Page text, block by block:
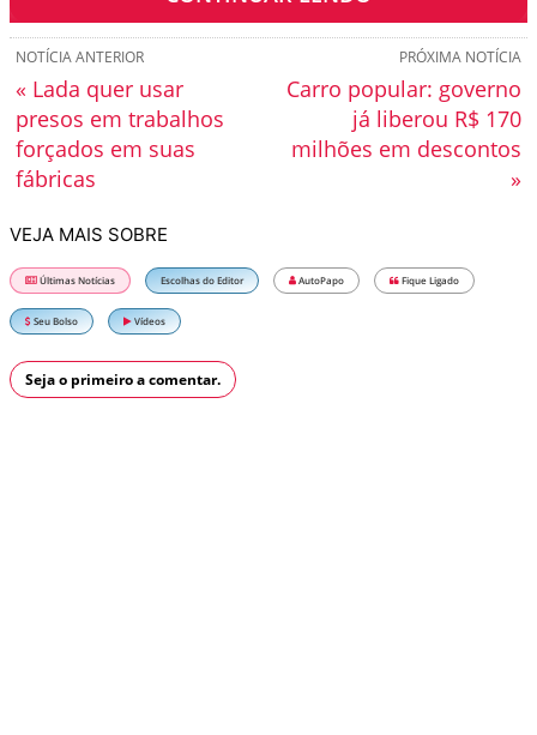
PRÓXIMA NOTÍCIA
Carro popular: governo
já liberou R$ 170
milhões em descontos
»
NOTÍCIA ANTERIOR
« Lada quer usar
presos em trabalhos
forçados em suas
fábricas
VEJA MAIS SOBRE
Últimas Notícias Escolhas do Editor AutoPapo Fique Ligado
Seu Bolso Vídeos
Seja o primeiro a comentar.